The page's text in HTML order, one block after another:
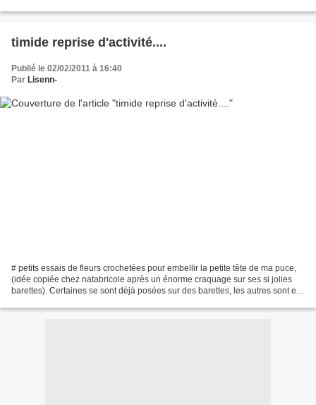
timide reprise d'activité....
Publié le 02/02/2011 à 16:40
Par Lisenn-
# petits essais de fleurs crochetées pour embellir la petite tête de ma puce,
(idée copiée chez natabricole après un énorme craquage sur ses si jolies
barettes). Certaines se sont déjà posées sur des barettes, les autres sont en